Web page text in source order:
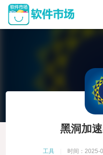
黑洞加
工具 时间：2025-